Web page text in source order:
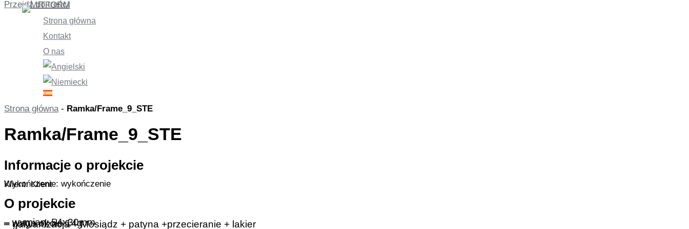
Przejdź do treści
Strona główna
Kontakt
O nas
Strona główna- Ramka/Frame_9_STE
Ramka/Frame_9_STE
Informacje o projekcie
Wykończenie: wykończenie
Klient: Klient
O projekcie
– wymiary 54x30mm
– waga około 14g
– galwanizacja – Mosiądz + patyna +przecieranie + lakier